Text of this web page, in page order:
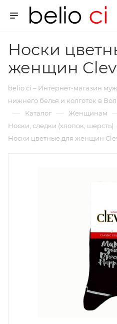
Носки
женщин
belio ci – Интернет-магазин
нижнего белья и колготок в
— Каталог — Женщинам
Носки, следки (хлопок, шерсть)
Носки цветные для женщин